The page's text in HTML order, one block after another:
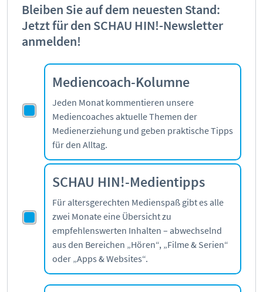
Bleiben Sie auf dem neuesten Stand:
Jetzt für den SCHAU HIN!-Newsletter
anmelden!
Mediencoach-Kolumne
Jeden Monat kommentieren unsere
Mediencoaches aktuelle Themen der
Medienerziehung und geben praktische Tipps
für den Alltag.
SCHAU HIN!-Medientipps
Für altersgerechten Medienspaß gibt es alle
zwei Monate eine Übersicht zu
empfehlenswerten Inhalten – abwechselnd
aus den Bereichen „Hören“, „Filme & Serien“
oder „Apps & Websites“.